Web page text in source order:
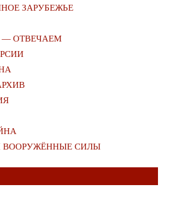
ЗАРУБЕЖЬЕ
— ОТВЕЧАЕМ
СИЛЫ